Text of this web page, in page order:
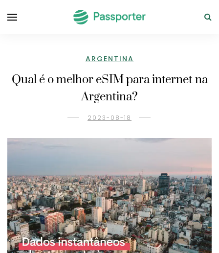
ARGENTINA
Qual é o melhor eSIM para internet na
Argentina?
2023-08-18